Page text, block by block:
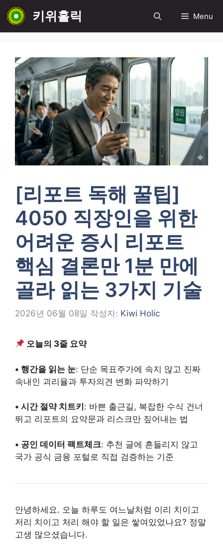
텐
츠
키위홀릭 Menu
[리포트 독해 꿀팁]
4050 직장인을 위한
어려운 증시 리포트
핵심 결론만 1분 만에
골라 읽는 3가지 기술
2026년 06월 08일 작성자: Kiwi Holic
오늘의 3줄 요약
• 행간을 읽는 눈: 단순 목표주가에 속지 않고 진짜
속내인 괴리율과 투자의견 변화 파악하기
• 시간 절약 치트키 : 바쁜 출근길, 복잡한 수식 건너
뛰고 리포트의 요약문과 리스크만 짚어내는 법
• 공인 데이터 팩트체크: 추천 글에 흔들리지 않고
국가 공식 금융 포털로 직접 검증하는 기준
안녕하세요. 오늘 하루도 여느날처럼 이리 치이고
저리 치이고 처리 해야 할 일은 쌓여있었나요? 정말
고생 많으셨습니다.